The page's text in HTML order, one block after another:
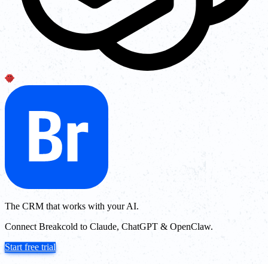
The CRM that works with your AI.
Connect Breakcold to Claude, ChatGPT & OpenClaw.
Start free trial